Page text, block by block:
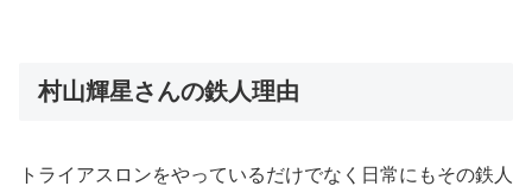
村山輝星さんの鉄人理由
トライアスロンをやっているだけでなく日常にもその鉄人